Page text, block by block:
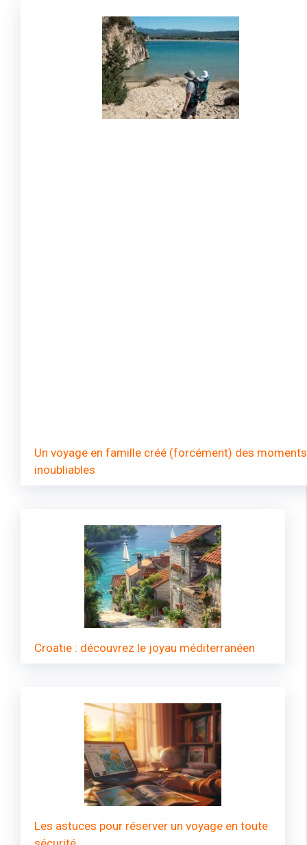
Un voyage en famille créé (forcément) des moments
inoubliables
Croatie : découvrez le joyau méditerranéen
Les astuces pour réserver un voyage en toute